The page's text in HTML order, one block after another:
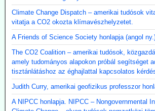
Climate Change Dispatch – amerikai tudósok
vitatja a CO2 okozta klímavészhelyzetet.
A Friends of Science Society honlapja (angol
The CO2 Coalition – amerikai tudósok,
amely tudományos alapokon próbál segítséget
tisztánlátáshoz az éghajlattal kapcsolatos
Judith Curry, amerikai geofizikus professzor
A NIPCC honlapja. NIPCC – Nongovernmental